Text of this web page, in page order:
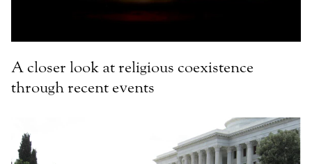
A closer look at religious coexistence
through recent events